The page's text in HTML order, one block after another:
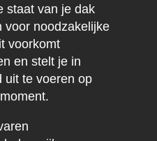
staat van je dak
voor noodzakelijke
voorkomt
en stelt je in
uit te voeren op